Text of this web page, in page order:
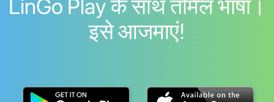
LinGo Play के साथ तमिल भाषा।
इसे आजमाएं!